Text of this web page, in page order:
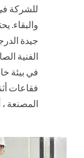
للشركة
والبقاء.
جيدة
في بيئة
فقاعات
المصنعة ،